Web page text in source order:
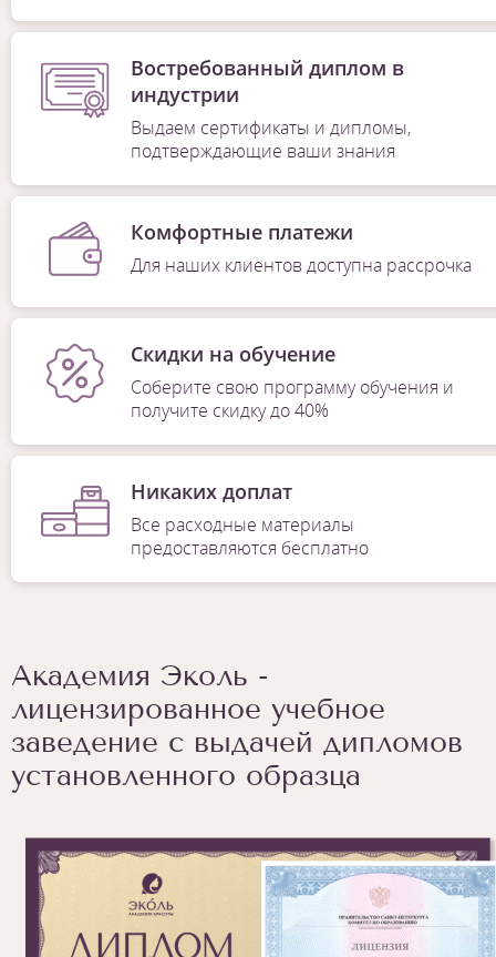
Востребованный диплом в
индустрии
Выдаем сертификаты и дипломы,
подтверждающие ваши знания
Комфортные платежи
Для наших клиентов доступна рассрочка
Скидки на обучение
Соберите свою программу обучения и
получите скидку до 40%
Никаких доплат
Все расходные материалы
предоставляются бесплатно
Академия Эколь -
лицензированное учебное
заведение с выдачей дипломов
установленного образца